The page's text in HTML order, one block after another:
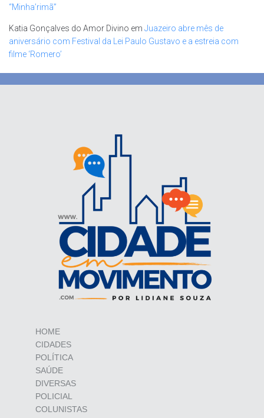
“Minha’rimã”
Katia Gonçalves do Amor Divino em Juazeiro abre mês de
aniversário com Festival da Lei Paulo Gustavo e a estreia com
filme ‘Romero’
HOME
CIDADES
POLÍTICA
SAÚDE
DIVERSAS
POLICIAL
COLUNISTAS